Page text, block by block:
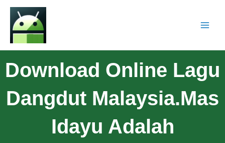
Download Online Lagu
Dangdut Malaysia.Mas
Idayu Adalah